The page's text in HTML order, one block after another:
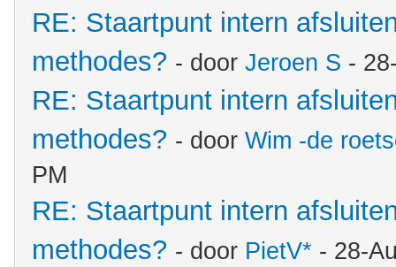
RE: Staartpunt intern
methodes? - door Jeroen S -
RE: Staartpunt intern
methodes? - door Wim -de
PM
RE: Staartpunt intern
methodes? - door PietV* - 28-